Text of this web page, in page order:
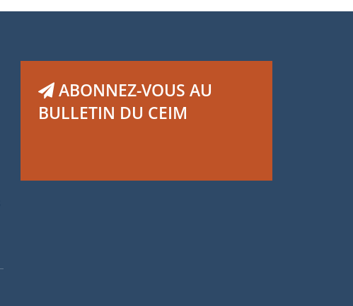
ABONNEZ-VOUS AU
BULLETIN DU CEIM